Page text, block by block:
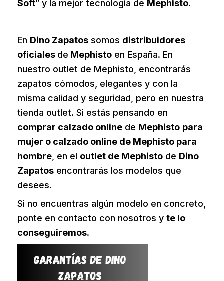
Soft” y la mejor tecnología de Mephisto.
En Dino Zapatos somos distribuidores
oficiales de Mephisto en España. En
nuestro outlet de Mephisto, encontrarás
zapatos cómodos, elegantes y con la
misma calidad y seguridad, pero en nuestra
tienda outlet. Si estás pensando en
comprar calzado online de Mephisto para
mujer o calzado online de Mephisto para
hombre , en el outlet de Mephisto de Dino
Zapatos encontrarás los modelos que
desees.
Si no encuentras algún modelo en concreto,
ponte en contacto con nosotros y te lo
conseguiremos.